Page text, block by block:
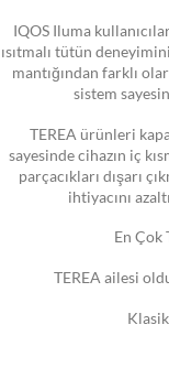
IQOS Iluma
ısıtmalı tütün
mantığından farklı
sistem
TEREA ürünleri
sayesinde cihazın iç
parçacıkları dışarı
ihtiyacını
En Çok
TEREA ailesi